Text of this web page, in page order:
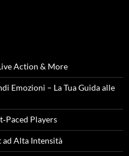
Action & More
Emozioni – La Tua Guida alle
Players
ad Alta Intensità